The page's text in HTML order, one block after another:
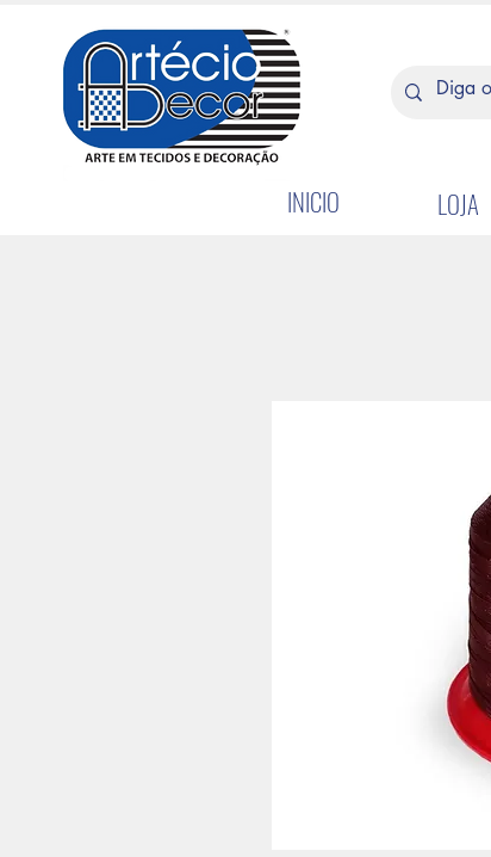
INICIO LOJA